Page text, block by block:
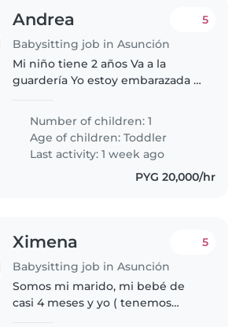
Andrea
Babysitting job in Asunción
5
Mi niño tiene 2 años Va a la
guardería Yo estoy embarazada y
necesitar más apoyo con el baby
Number of children: 1
Age of children:Toddler
Last activity: 1 week ago
PYG 20,000/hr
Ximena
Babysitting job in Asunción
5
Somos mi marido, mi bebé de
casi 4 meses y yo ( tenemos